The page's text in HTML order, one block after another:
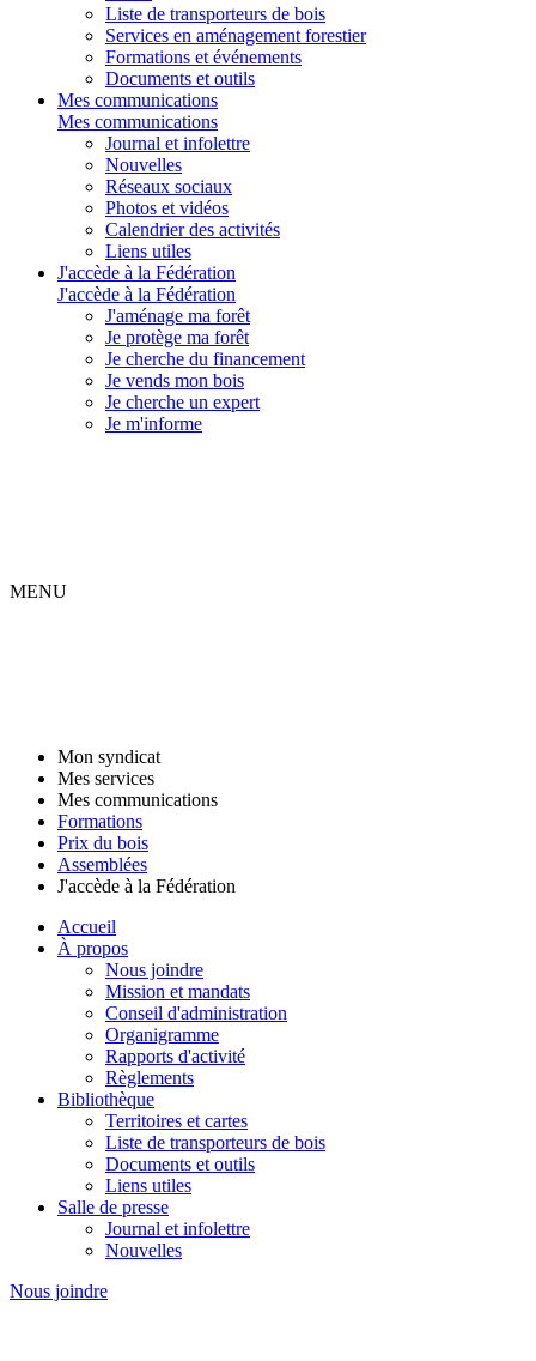
Liste de transporteurs de bois
Services en aménagement forestier
Formations et événements
Documents et outils
Mes communications
Mes communications
Journal et infolettre
Nouvelles
Réseaux sociaux
Photos et vidéos
Calendrier des activités
Liens utiles
J'accède à la Fédération
J'accède à la Fédération
J'aménage ma forêt
Je protège ma forêt
Je cherche du financement
Je vends mon bois
Je cherche un expert
Je m'informe
MENU
Mon syndicat
Mes services
Mes communications
Formations
Prix du bois
Assemblées
J'accède à la Fédération
Accueil
À propos
Nous joindre
Mission et mandats
Conseil d'administration
Organigramme
Rapports d'activité
Règlements
Bibliothèque
Territoires et cartes
Liste de transporteurs de bois
Documents et outils
Liens utiles
Salle de presse
Journal et infolettre
Nouvelles
Nous joindre